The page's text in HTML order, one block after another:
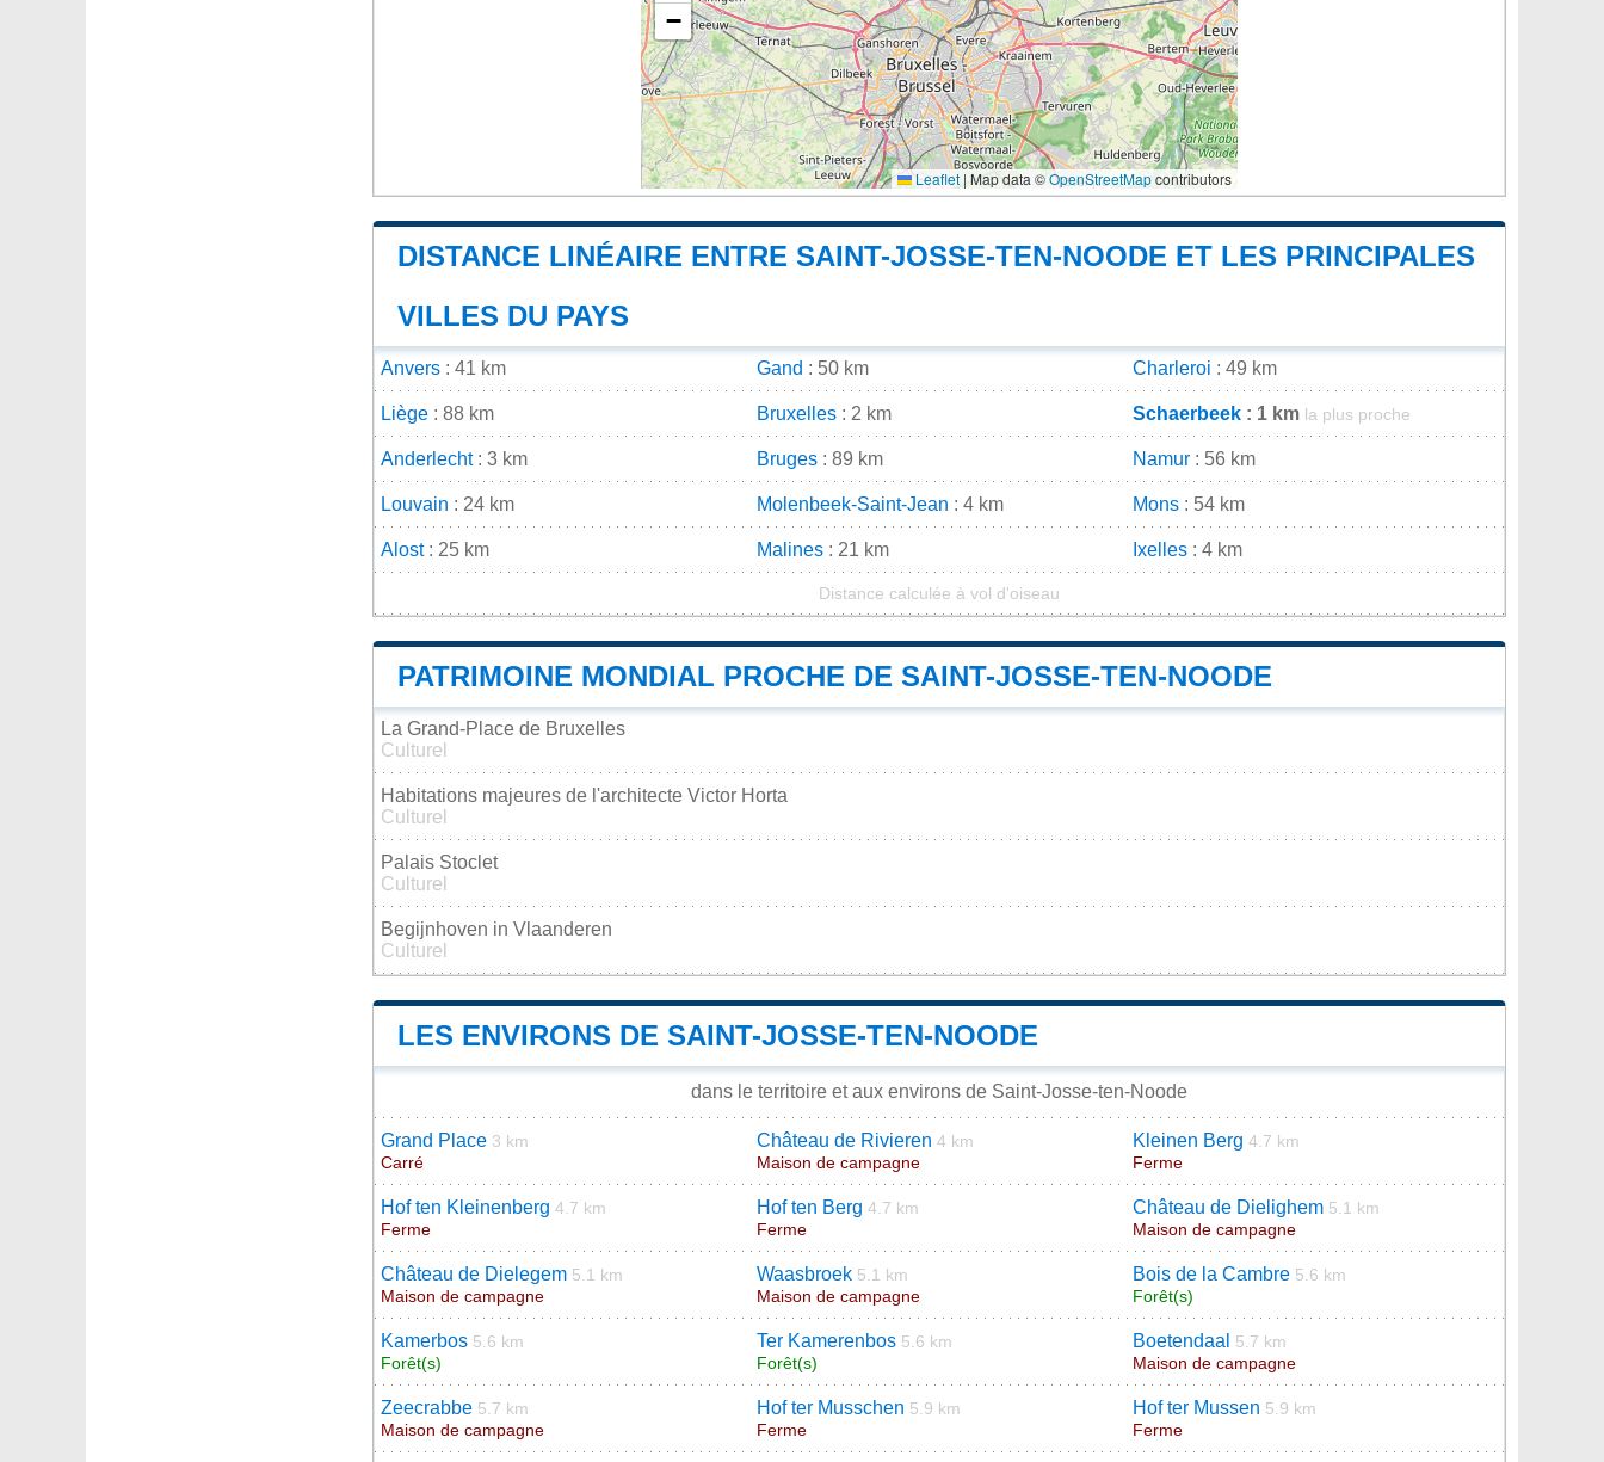
−
Leaflet | Map data ©OpenStreetMapcontributors
DISTANCE LINÉAIRE ENTRE SAINT-JOSSE-TEN-NOODE ET LES PRINCIPALES
VILLES DU PAYS
Anvers : 41 km Gand : 50 km Charleroi : 49 km
Liège : 88 km Bruxelles : 2 km Schaerbeek : 1 km la plus proche
Anderlecht: 3 km Bruges : 89 km Namur : 56 km
Louvain : 24 km Molenbeek-Saint-Jean : 4 km Mons : 54 km
Alost: 25 km Malines : 21 km Ixelles : 4 km
Distance calculée à vol d'oiseau
PATRIMOINE MONDIAL PROCHE DE SAINT-JOSSE-TEN-NOODE
La Grand-Place de Bruxelles
Culturel
Habitations majeures de l'architecte Victor Horta
Culturel
Palais Stoclet
Culturel
Begijnhoven in Vlaanderen
Culturel
LES ENVIRONS DE SAINT-JOSSE-TEN-NOODE
dans le territoire et aux environs de Saint-Josse-ten-Noode
Grand Place 3 km
Carré
Château de Rivieren 4 km
Maison de campagne
Kleinen Berg 4.7 km
Ferme
Hof ten Kleinenberg 4.7 km
Ferme
Hof ten Berg 4.7 km
Ferme
Château de Dielighem 5.1 km
Maison de campagne
Château de Dielegem 5.1 km
Maison de campagne
Waasbroek 5.1 km
Maison de campagne
Bois de la Cambre 5.6 km
Forêt(s)
Kamerbos 5.6 km
Forêt(s)
Ter Kamerenbos 5.6 km
Forêt(s)
Boetendaal
5.7 km
Maison de campagne
Zeecrabbe 5.7 km
Maison de campagne
Hof ter Musschen 5.9 km
Ferme
Hof ter Mussen 5.9 km
Ferme